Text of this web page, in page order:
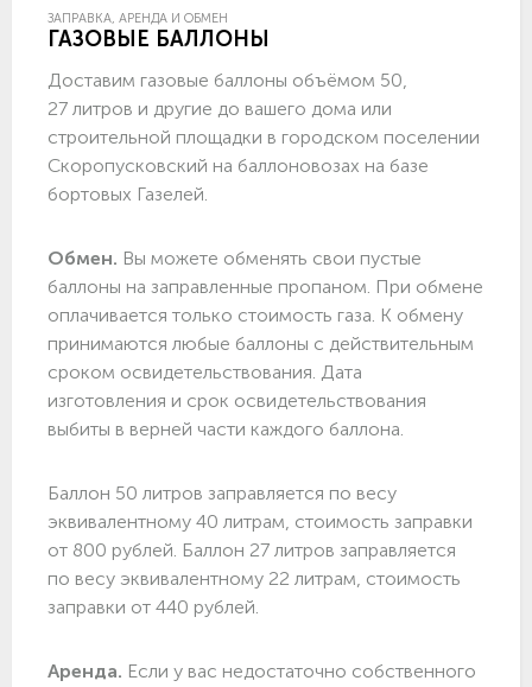
ЗАПРАВКА, АРЕНДА И ОБМЕН
ГАЗОВЫЕ БАЛЛОНЫ
Доставим газовые баллоны объёмом 50,
27 литров и другие до вашего дома или
строительной площадки в городском поселении
Скоропусковский на баллоновозах на базе
бортовых Газелей.
Обмен. Вы можете обменять свои пустые
баллоны на заправленные пропаном. При обмене
оплачивается только стоимость газа. К обмену
принимаются любые баллоны с действительным
сроком освидетельствования. Дата
изготовления и срок освидетельствования
выбиты в верней части каждого баллона.
Баллон 50 литров заправляется по весу
эквивалентному 40 литрам, стоимость заправки
от 800 рублей. Баллон 27 литров заправляется
по весу эквивалентному 22 литрам, стоимость
заправки от 440 рублей.
Аренда. Если у вас недостаточно собственного